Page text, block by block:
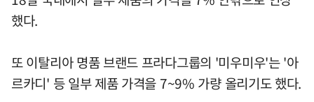
했다.
또 이탈리아 명품 브랜드 프라다그룹의 '미우미우'는 '아
르카디' 등 일부 제품 가격을 7~9% 가량 올리기도 했다.